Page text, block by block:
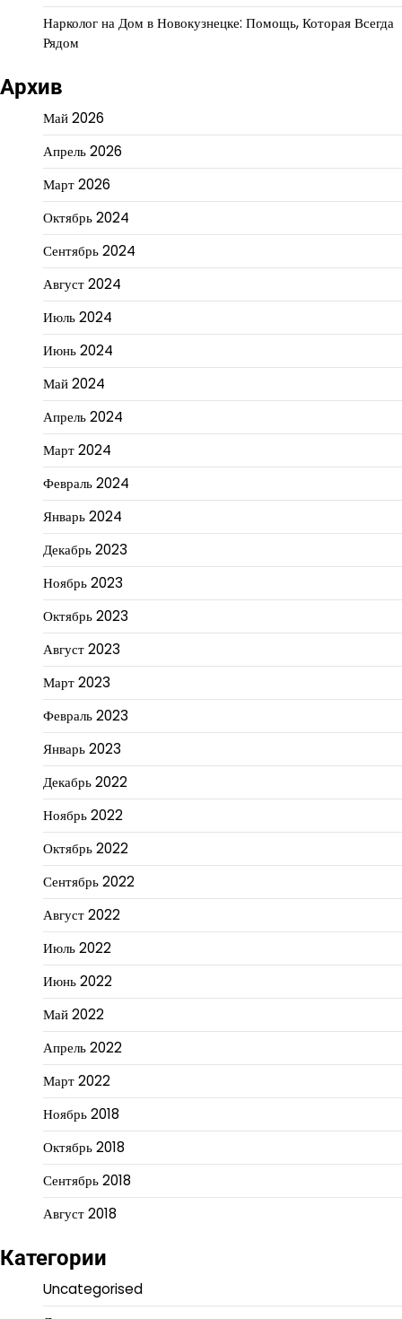
Нарколог на Дом в Новокузнецке: Помощь, Которая Всегда
Рядом
Архив
Май 2026
Апрель 2026
Март 2026
Октябрь 2024
Сентябрь 2024
Август 2024
Июль 2024
Июнь 2024
Май 2024
Апрель 2024
Март 2024
Февраль 2024
Январь 2024
Декабрь 2023
Ноябрь 2023
Октябрь 2023
Август 2023
Март 2023
Февраль 2023
Январь 2023
Декабрь 2022
Ноябрь 2022
Октябрь 2022
Сентябрь 2022
Август 2022
Июль 2022
Июнь 2022
Май 2022
Апрель 2022
Март 2022
Ноябрь 2018
Октябрь 2018
Сентябрь 2018
Август 2018
Категории
Uncategorised